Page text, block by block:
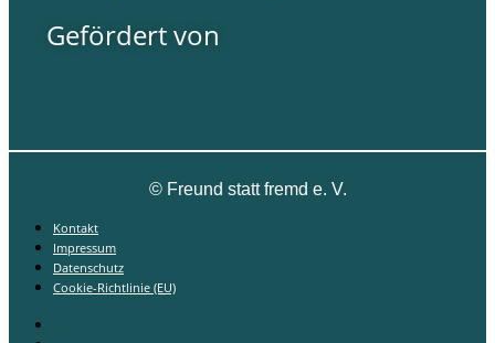
Gefördert von
©Freund statt fremd e. V.
Kontakt
Impressum
Datenschutz
Cookie-Richtlinie (EU)